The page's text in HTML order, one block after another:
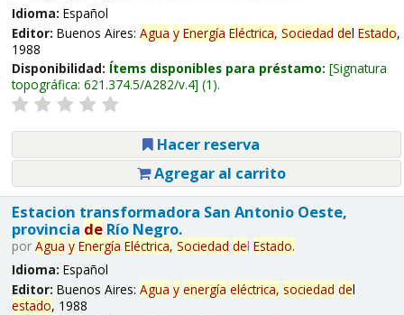
Idioma: Español
Editor: Buenos Aires: Agua y Energía Eléctrica, Sociedad del Estado,
1988
Disponibilidad: Ítems disponibles para préstamo: Signatura
topográfica: 621.374.5/A282/v.4 (1).
Hacer reserva
Agregar al carrito
Estacion transformadora San Antonio Oeste,
provincia deRío Negro.
por Agua y Energía Eléctrica, Sociedad del Estado.
Idioma: Español
Editor: Buenos Aires: Agua y energía eléctrica, sociedad del
estado, 1988